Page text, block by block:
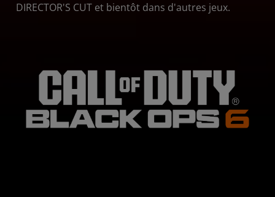
DIRECTOR'S CUT et bientôt dans d'autres jeux.